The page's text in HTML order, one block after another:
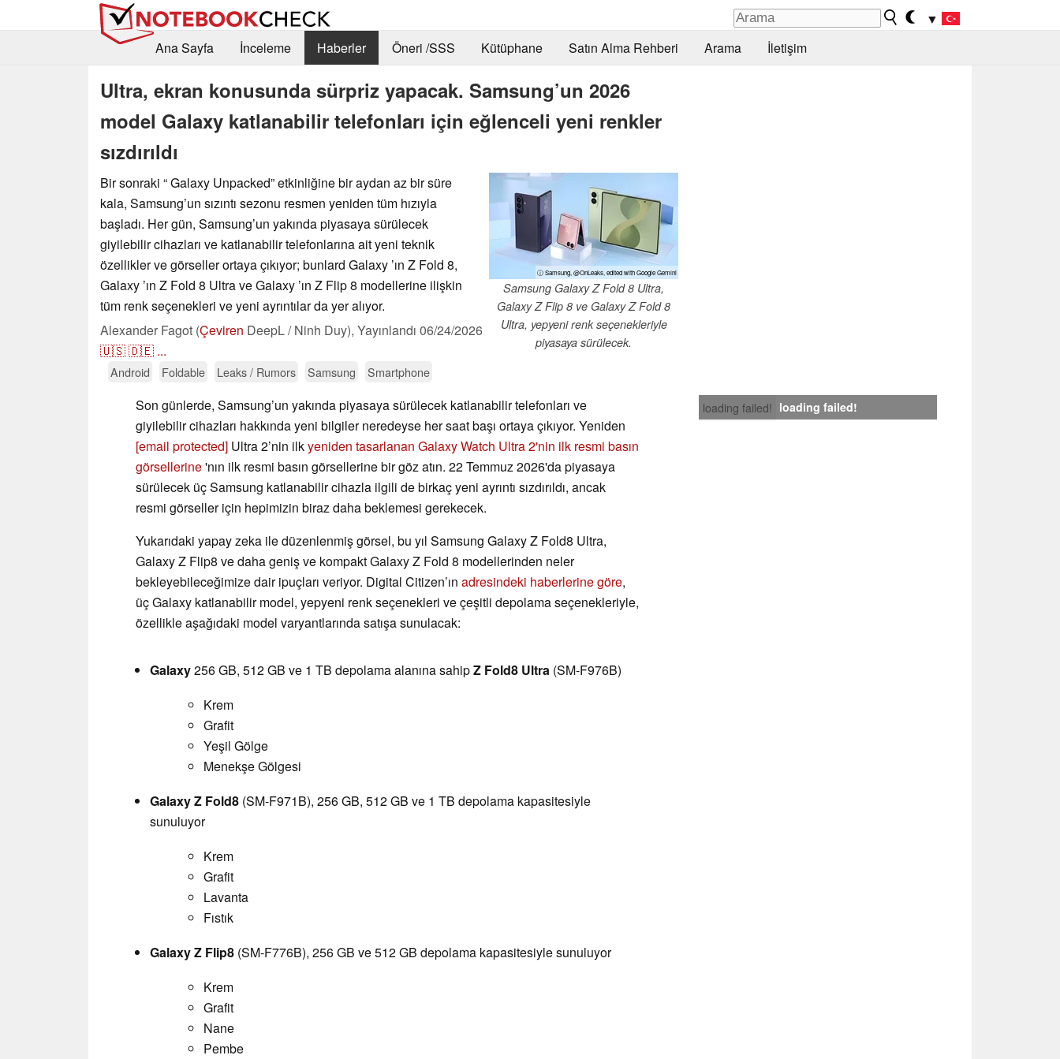
▼
Ana Sayfa
İnceleme Haberler Öneri /SSS Kütüphane Satın Alma Rehberi Arama İletişim
Ultra, ekran konusunda sürpriz yapacak. Samsung’un 2026
model Galaxy katlanabilir telefonları için eğlenceli yeni renkler
sızdırıldı
ⓘ Samsung, @OnLeaks, edited with Google Gemini
Samsung Galaxy Z Fold 8 Ultra,
Galaxy Z Flip 8 ve Galaxy Z Fold 8
Ultra, yepyeni renk seçenekleriyle
piyasaya sürülecek.
Bir sonraki “ Galaxy Unpacked” etkinliğine bir aydan az bir süre
kala, Samsung’un sızıntı sezonu resmen yeniden tüm hızıyla
başladı. Her gün, Samsung’un yakında piyasaya sürülecek
giyilebilir cihazları ve katlanabilir telefonlarına ait yeni teknik
özellikler ve görseller ortaya çıkıyor; bunlard Galaxy ’ın Z Fold 8,
Galaxy ’ın Z Fold 8 Ultra ve Galaxy ’ın Z Flip 8 modellerine ilişkin
tüm renk seçenekleri ve yeni ayrıntılar da yer alıyor.
Alexander Fagot (Çeviren DeepL / Ninh Duy), Yayınlandı 06/24/2026
🇺🇸🇩🇪 ...
Android Foldable Leaks / Rumors Samsung Smartphone
loading failed! loading failed!
Son günlerde, Samsung’un yakında piyasaya sürülecek katlanabilir telefonları ve
giyilebilir cihazları hakkında yeni bilgiler neredeyse her saat başı ortaya çıkıyor. Yeniden
[email protected] Ultra 2’nin ilkyeniden tasarlanan Galaxy Watch Ultra 2'nin ilk resmi basın
görsellerine'nın ilk resmi basın görsellerine bir göz atın. 22 Temmuz 2026'da piyasaya
sürülecek üç Samsung katlanabilir cihazla ilgili de birkaç yeni ayrıntı sızdırıldı, ancak
resmi görseller için hepimizin biraz daha beklemesi gerekecek.
Yukarıdaki yapay zeka ile düzenlenmiş görsel, bu yıl Samsung Galaxy Z Fold8 Ultra,
Galaxy Z Flip8 ve daha geniş ve kompakt Galaxy Z Fold 8 modellerinden neler
bekleyebileceğimize dair ipuçları veriyor. Digital Citizen’ın adresindeki haberlerine göre,
üç Galaxy katlanabilir model, yepyeni renk seçenekleri ve çeşitli depolama seçenekleriyle,
özellikle aşağıdaki model varyantlarında satışa sunulacak:
Galaxy256 GB, 512 GB ve 1 TB depolama alanına sahipZ Fold8 Ultra (SM-F976B)
Krem
Grafit
Yeşil Gölge
Menekşe Gölgesi
Galaxy Z Fold8 (SM-F971B), 256 GB, 512 GB ve 1 TB depolama kapasitesiyle
sunuluyor
Krem
Grafit
Lavanta
Fıstık
Galaxy Z Flip8 (SM-F776B), 256 GB ve 512 GB depolama kapasitesiyle sunuluyor
Krem
Grafit
Nane
Pembe